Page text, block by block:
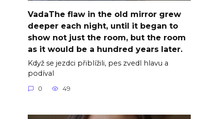
VadaThe flaw in the old mirror grew
deeper each night, until it began to
show not just the room, but the room
as it would be a hundred years later.
Když se jezdci přiblížili, pes zvedl hlavu a
podíval
0 49